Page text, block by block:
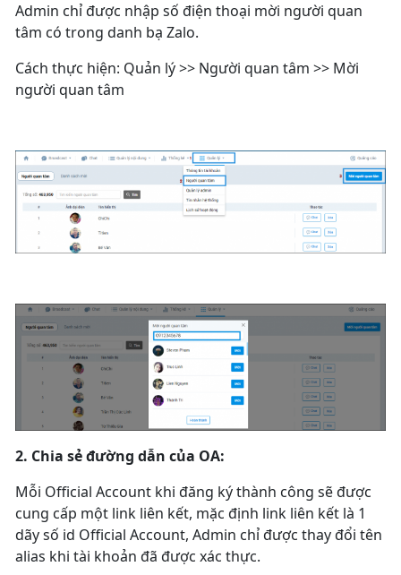
Admin chỉ được nhập số điện thoại mời người quan
tâm có trong danh bạ Zalo.
Cách thực hiện: Quản lý >> Người quan tâm >> Mời
người quan tâm
2. Chia sẻ đường dẫn của OA:
Mỗi Official Account khi đăng ký thành công sẽ được
cung cấp một link liên kết, mặc định link liên kết là 1
dãy số id Official Account, Admin chỉ được thay đổi tên
alias khi tài khoản đã được xác thực.